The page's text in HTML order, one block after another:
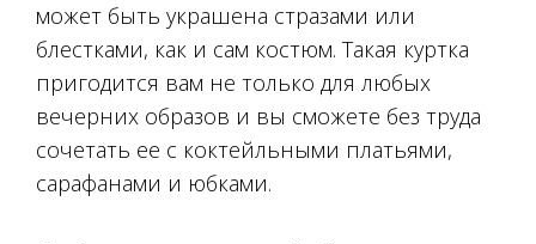
может быть украшена стразами или
блестками, как и сам костюм. Такая куртка
пригодится вам не только для любых
вечерних образов и вы сможете без труда
сочетать ее с коктейльными платьями,
сарафанами и юбками.